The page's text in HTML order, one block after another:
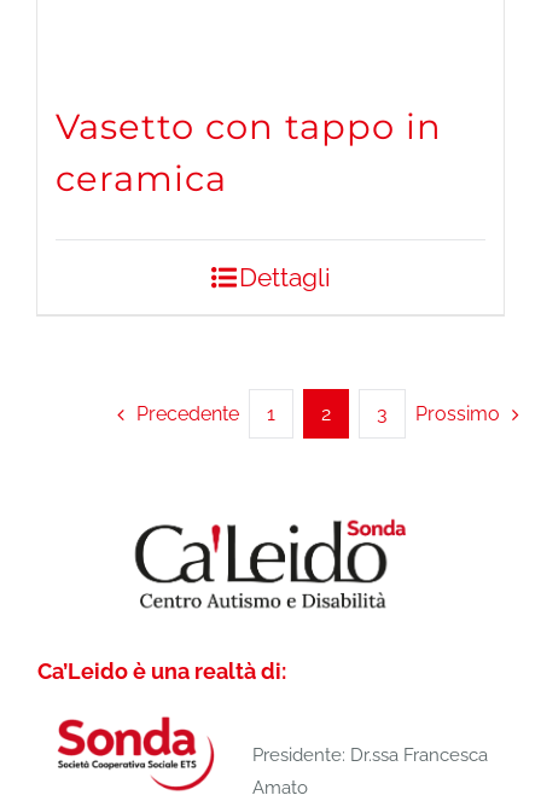
Vasetto con tappo in
ceramica
Dettagli
Precedente 1 2 3 Prossimo
Ca’Leido è una realtà di:
Presidente: Dr.ssa Francesca
Amato